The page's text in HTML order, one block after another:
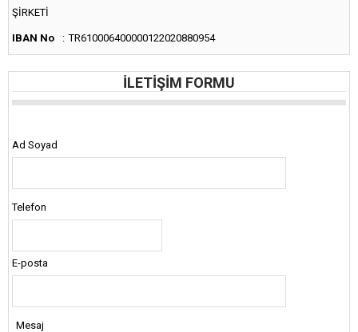
ŞİRKETİ
IBAN No : TR610006400000122020880954
İLETIŞIM FORMU
Ad Soyad
Telefon
E-posta
Mesaj